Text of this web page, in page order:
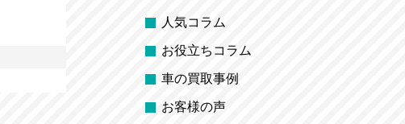
人気コラム
お役立ちコラム
車の買取事例
お客様の声